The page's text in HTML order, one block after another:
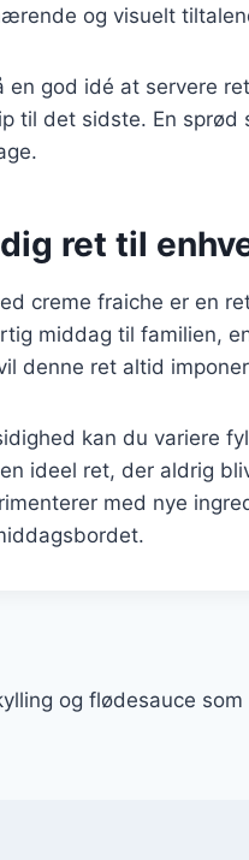
og visuelt
en god idé at servere
til det sidste. En
ret til
creme fraiche er en
middag til familien,
denne ret altid
kan du variere
ideel ret, der aldrig
med nye
og flødesauce som